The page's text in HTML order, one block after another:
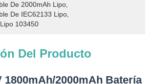
De 2000mAh Lipo
De IEC62133 Lipo
103450
Del Producto
1800mAh/2000mAh Batería